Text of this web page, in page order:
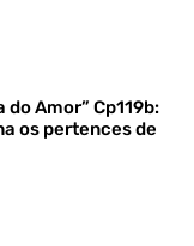
do Amor” Cp119b:
os pertences de